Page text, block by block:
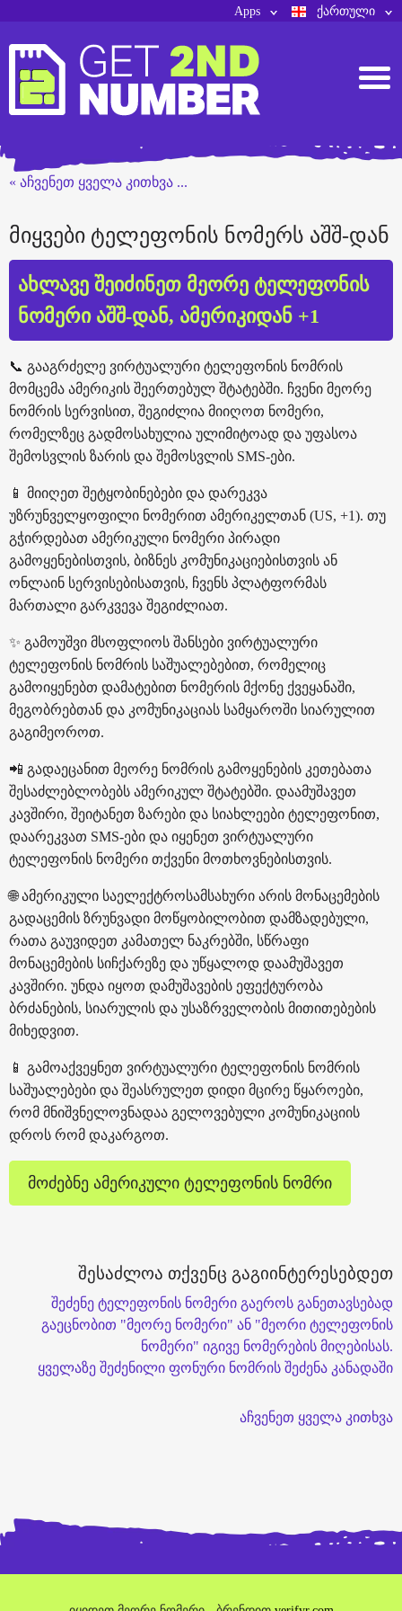
ქართული
Apps
« აჩვენეთ ყველა კითხვა ...
მიყვები ტელეფონის ნომერს აშშ-დან
ახლავე შეიძინეთ მეორე ტელეფონის
ნომერი აშშ-დან, ამერიკიდან +1
📞 გააგრძელე ვირტუალური ტელეფონის ნომრის
მომცემა ამერიკის შეერთებულ შტატებში. ჩვენი მეორე
ნომრის სერვისით, შეგიძლია მიიღოთ ნომერი,
რომელზეც გადმოსახულია ულიმიტოად და უფასოა
შემოსვლის ზარის და შემოსვლის SMS-ები.
📱 მიიღეთ შეტყობინებები და დარეკვა
უზრუნველყოფილი ნომერით ამერიკელთან (US, +1). თუ
გჭირდებათ ამერიკული ნომერი პირადი
გამოყენებისთვის, ბიზნეს კომუნიკაციებისთვის ან
ონლაინ სერვისებისათვის, ჩვენს პლატფორმას
მართალი გარკვევა შეგიძლიათ.
✨ გამოუშვი მსოფლიოს შანსები ვირტუალური
ტელეფონის ნომრის საშუალებებით, რომელიც
გამოიყენებთ დამატებით ნომერის მქონე ქვეყანაში,
მეგობრებთან და კომუნიკაციას სამყაროში სიარულით
გაგიმეოროთ.
📲 გადაეცანით მეორე ნომრის გამოყენების კეთებათა
შესაძლებლობებს ამერიკულ შტატებში. დაამუშავეთ
კავშირი, შეიტანეთ ზარები და სიახლეები ტელეფონით,
დაარეკვათ SMS-ები და იყენეთ ვირტუალური
ტელეფონის ნომერი თქვენი მოთხოვნებისთვის.
🌐 ამერიკული საელექტროსამსახური არის მონაცემების
გადაცემის ზრუნვადი მოწყობილობით დამზადებული,
რათა გაუვიდეთ კამათელ ნაკრებში, სწრაფი
მონაცემების სიჩქარეზე და უწყალოდ დაამუშავეთ
კავშირი. უნდა იყოთ დამუშავების ეფექტურობა
ბრძანების, სიარულის და უსაზრველობის მითითებების
მიხედვით.
📱 გამოაქვეყნეთ ვირტუალური ტელეფონის ნომრის
საშუალებები და შეასრულეთ დიდი მცირე წყაროები,
რომ მნიშვნელოვნადაა გელოვებული კომუნიკაციის
დროს რომ დაკარგოთ.
მოძებნე ამერიკული ტელეფონის ნომრი
შესაძლოა თქვენც გაგიინტერესებდეთ
შეძენე ტელეფონის ნომერი გაეროს განეთავსებად
გაეცნობით "მეორე ნომერი" ან "მეორი ტელეფონის
ნომერი" იგივე ნომერების მიღებისას.
ყველაზე შეძენილი ფონური ნომრის შეძენა კანადაში
აჩვენეთ ყველა კითხვა